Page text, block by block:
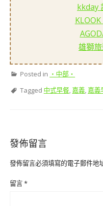
kkday
雄獅
Posted in ‧中部‧
Tagged 中式早餐,嘉義,嘉義
發佈留言
發佈留言必須填寫的電子郵件地
留言*